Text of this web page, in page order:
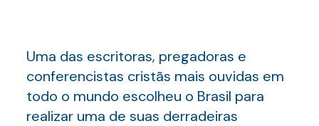
Uma das escritoras, pregadoras e
conferencistas cristãs mais ouvidas em
todo o mundo escolheu o Brasil para
realizar uma de suas derradeiras